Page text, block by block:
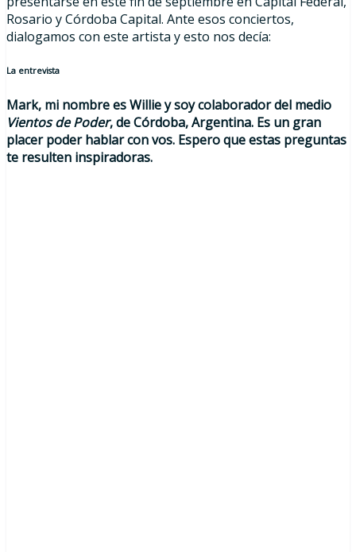
Rosario y Córdoba Capital. Ante esos conciertos,
dialogamos con este artista y esto nos decía:
La entrevista
Mark, mi nombre es Willie y soy colaborador del medio
Vientos de Poder, de Córdoba, Argentina. Es un gran
placer poder hablar con vos. Espero que estas preguntas
te resulten inspiradoras.